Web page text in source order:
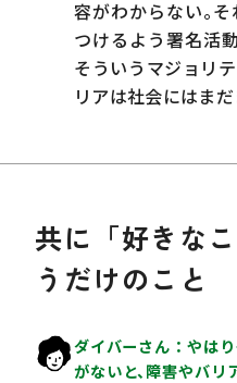
容がわからない。
つけるよう署名活
そういうマジョリ
リアは社会にはまだ
共に「好きな
うだけのこと
ダイバーさん
やは
がないと、障害やバ